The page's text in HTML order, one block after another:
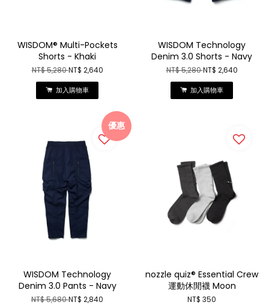
WISDOM® Multi-Pockets
Shorts - Khaki
NT$ 5,280NT$ 2,640
加入購物車
WISDOM Technology
Denim 3.0 Shorts - Navy
NT$ 5,280NT$ 2,640
加入購物車
優惠
WISDOM Technology
Denim 3.0 Pants - Navy
NT$ 5,680NT$ 2,840
nozzle quiz® Essential Crew
運動休閒襪 Moon
NT$ 350